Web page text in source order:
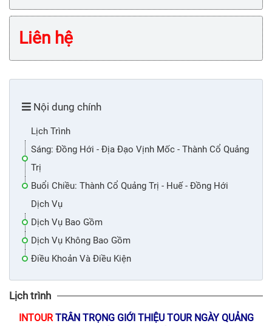
Liên hệ
Nội dung chính
Lịch Trình
Sáng: Đồng Hới - Địa Đạo Vịnh Mốc - Thành Cổ Quảng
Trị
Buổi Chiều: Thành Cổ Quảng Trị - Huế - Đồng Hới
Dịch Vụ
Dịch Vụ Bao Gồm
Dịch Vụ Không Bao Gồm
Điều Khoản Và Điều Kiện
Lịch trình
INTOURTRÂN TRỌNG GIỚI THIỆU TOUR NGÀY QUẢNG